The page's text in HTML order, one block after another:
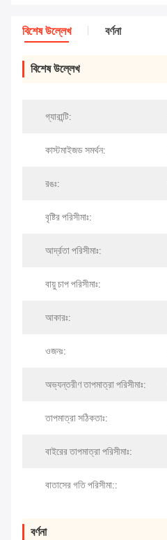
বিশেষ উল্লেখ বর্ণনা
বিশেষ উল্লেখ
গ্যারান্টি:
কাস্টমাইজড সমর্থন:
রঙঃ:
বৃষ্টির পরিসীমাঃ:
আর্দ্রতা পরিসীমাঃ:
বায়ু চাপ পরিসীমাঃ:
আকারঃ:
ওজনঃ:
অভ্যন্তরীণ তাপমাত্রা পরিসীমাঃ:
তাপমাত্রা সঠিকতাঃ:
বাইরের তাপমাত্রা পরিসীমাঃ:
বাতাসের গতি পরিসীমা::
বর্ণনা